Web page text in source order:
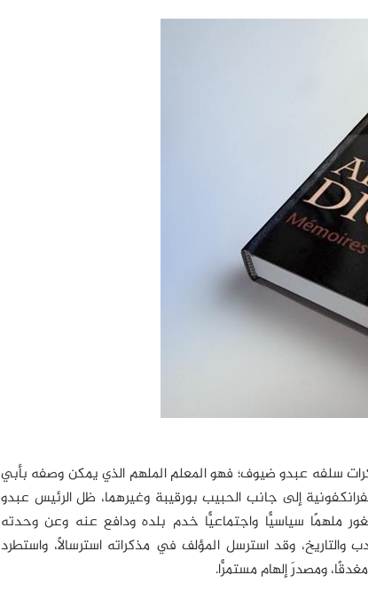
سلفه عبدو ضيوف؛ فهو المعلم الملهم الذي يمكن وصفه بأبي
إلى جانب الحبيب بورقيبة وغيرهما، ظل الرئيس عبدو
ملهمًا سياسيًّا واجتماعيًّا خدم بلده ودافع عنه وعن وحدته
والتاريخ، وقد استرسل المؤلف في مذكراته استرسالاً، واستطرد
ومصدرَ إلهام مستمرًّا.